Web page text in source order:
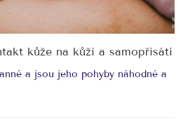
kůže na kůži a samopřisátí
a jsou jeho pohyby náhodné a